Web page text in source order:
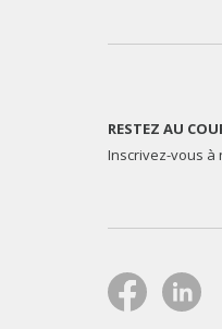
RESTEZ AU
Inscrivez-vous